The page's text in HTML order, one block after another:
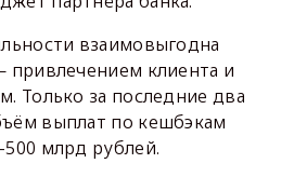
взаимовыгодна
привлечением клиента и
Только за последние два
выплат по кешбэкам
млрд рублей.